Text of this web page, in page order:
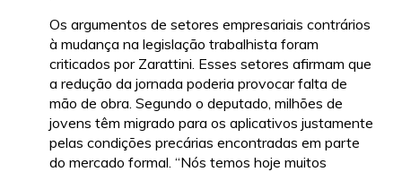
Os argumentos de setores empresariais contrários
à mudança na legislação trabalhista foram
criticados por Zarattini. Esses setores afirmam que
a redução da jornada poderia provocar falta de
mão de obra. Segundo o deputado, milhões de
jovens têm migrado para os aplicativos justamente
pelas condições precárias encontradas em parte
do mercado formal. “Nós temos hoje muitos